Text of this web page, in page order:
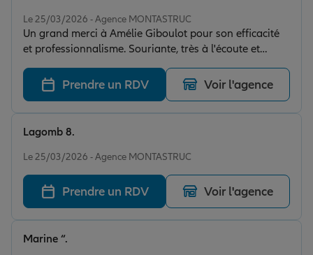
Le 25/03/2026 - Agence MONTASTRUC
Un grand merci à Amélie Giboulot pour son efficacité
et professionnalisme. Souriante, très à l'écoute et
donne de bons conseils. Je recommande vivement cette
agence à Montastruc.
Prendre un RDV Voir l'agence
Le 25/03/2026 - Agence MONTASTRUC
Lagomb 8.
Prendre un RDV Voir l'agence
Marine “.